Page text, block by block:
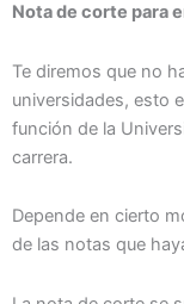
Nota de corte para
Te diremos que no
universidades, esto
función de la
carrera.
Depende en cierto
de las notas que